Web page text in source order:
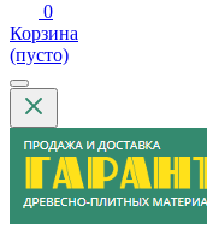
0
Корзина
(пусто)